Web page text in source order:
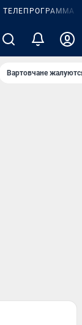
ТЕЛЕПРОГРАММА
Вартовчане